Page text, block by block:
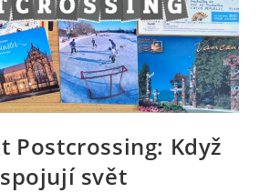
Postcrossing: Když
svět